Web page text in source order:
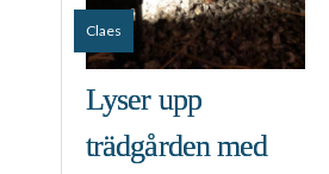
Claes
Lyser upp
trädgården med